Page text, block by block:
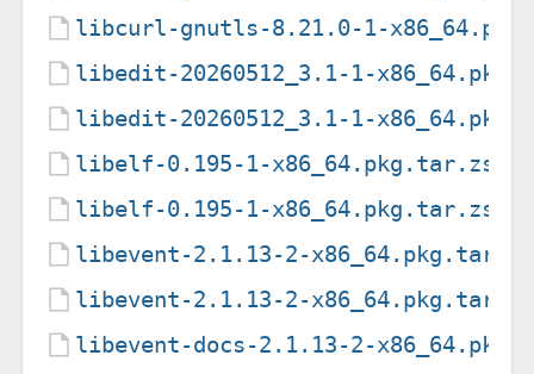
libcurl-gnutls-8.21.0-1-
libedit-20260512_3.1-1-
libedit-20260512_3.1-1-
libelf-0.195-1-x86_64.pkg.tar.zst
libelf-0.195-1-
libevent-2.1.13-2-
libevent-2.1.13-2-
libevent-docs-2.1.13-2-